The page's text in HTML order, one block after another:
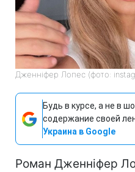
Дженніфер Лопес (фото:
Будь в курсе, а не в
содержание своей
Украина в Google
Роман Дженніфер